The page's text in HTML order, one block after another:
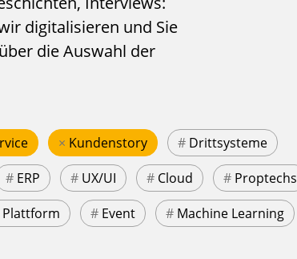
digitalisieren und Sie
die Auswahl der
× Kundenstory # Drittsysteme
# ERP # UX/UI # Cloud # Proptechs
Plattform # Event # Machine Learning